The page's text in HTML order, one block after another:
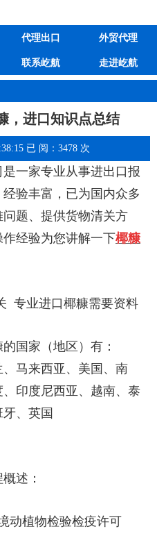
代理出口 外贸代理
联系屹航 走进屹航
进口知识点总结
已 阅：3478 次
一家专业从事进出口报
验丰富，已为国内众多
题、提供货物清关方
经验为您讲解一下椰糠
专业进口椰糠需要资料
国家（地区）有：
马来西亚、美国、南
印度尼西亚、越南、泰
、英国
述：
动植物检验检疫许可